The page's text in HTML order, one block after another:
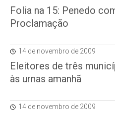
Folia na 15: Penedo
Proclamação
14 de novembro de 2009
Eleitores de três
às urnas amanhã
14 de novembro de 2009